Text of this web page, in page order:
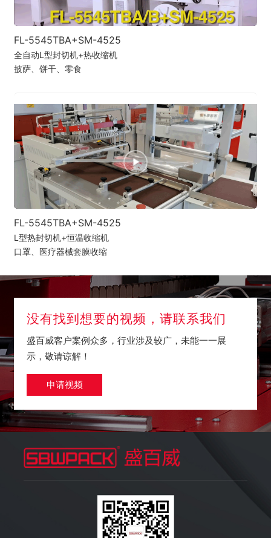
FL-5545TBA+SM-4525
全自动L型封切机+热收缩机
披萨、饼干、零食
FL-5545TBA+SM-4525
L型热封切机+恒温收缩机
口罩、医疗器械套膜收缩
没有找到想要的视频，请联系我们
盛百威客户案例众多，行业涉及较广，未能一一展
示，敬请谅解！
申请视频